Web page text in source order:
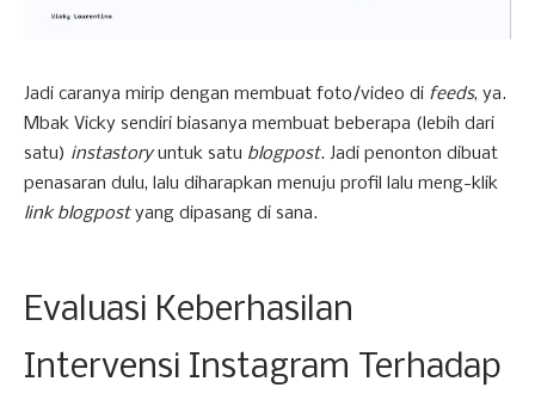
Jadi caranya mirip dengan membuat foto/video di feeds, ya.
Mbak Vicky sendiri biasanya membuat beberapa (lebih dari
satu) instastoryuntuk satu blogpost. Jadi penonton dibuat
penasaran dulu, lalu diharapkan menuju profil lalu meng-klik
link blogpostyang dipasang di sana.
Evaluasi Keberhasilan
Intervensi Instagram Terhadap